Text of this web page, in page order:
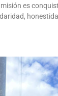
es